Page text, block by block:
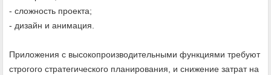
- сложность проекта;
- дизайн и анимация.
Приложения с высокопроизводительными функциями требуют
строгого стратегического планирования, и снижение затрат на